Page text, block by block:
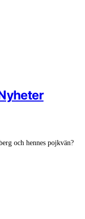
och hennes pojkvän?